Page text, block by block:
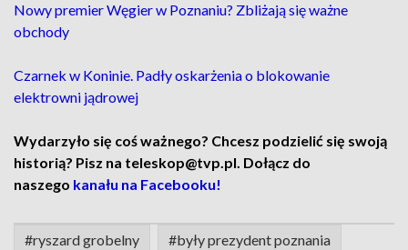
Nowy premier Węgier w Poznaniu? Zbliżają się ważne
obchody
Czarnek w Koninie. Padły oskarżenia o blokowanie
elektrowni jądrowej
Wydarzyło się coś ważnego? Chcesz podzielić się swoją
historią? Pisz na teleskop@tvp.pl. Dołącz do
naszego kanału na Facebooku!
#ryszard grobelny #były prezydent poznania